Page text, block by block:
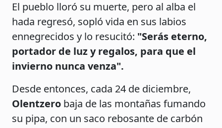
El pueblo lloró su muerte, pero al alba el
hada regresó, sopló vida en sus labios
ennegrecidos y lo resucitó: "Serás eterno,
portador de luz y regalos, para que el
invierno nunca venza".
Desde entonces, cada 24 de diciembre,
Olentzero baja de las montañas fumando
su pipa, con un saco rebosante de carbón